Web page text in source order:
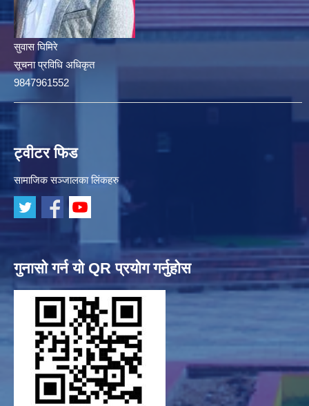
सुवास घिमिरे
सूचना प्रविधि अधिकृत
9847961552
ट्वीटर फिड
सामाजिक सञ्जालका लिंकहरु
गुनासो गर्न यो QR प्रयोग गर्नुहोस